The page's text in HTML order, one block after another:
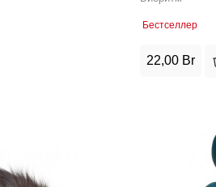
Бестселлер
22,00 Br